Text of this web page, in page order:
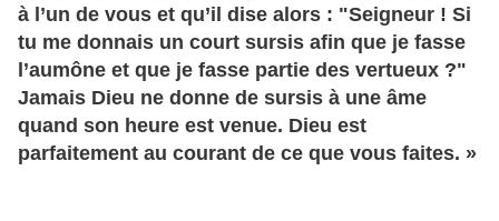
à l’un de vous et qu’il dise alors : "Seigneur ! Si
tu me donnais un court sursis afin que je fasse
l’aumône et que je fasse partie des vertueux ?"
Jamais Dieu ne donne de sursis à une âme
quand son heure est venue. Dieu est
parfaitement au courant de ce que vous faites. »